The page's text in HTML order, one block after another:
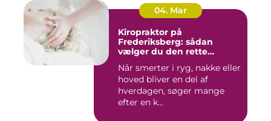
04. Mar
Kiropraktor på
Frederiksberg: sådan
vælger du den rette
Når smerter i ryg, nakke eller
hoved bliver en del af
hverdagen, søger mange
efter en k...